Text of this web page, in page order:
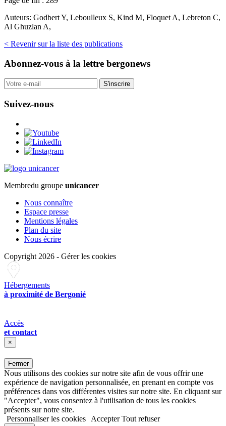
Auteurs: Godbert Y, Leboulleux S, Kind M, Floquet A, Lebreton C,
Al Ghuzlan A,
< Revenir sur la liste des publications
Abonnez-vous à la lettre bergonews
S'inscrire
Suivez-nous
Membredu groupe unicancer
Nous connaître
Espace presse
Mentions légales
Plan du site
Nous écrire
Copyright 2026 - Gérer les cookies
Hébergements
à proximité de Bergonié
Accès
et contact
×
Fermer
Nous utilisons des cookies sur notre site afin de vous offrir une
expérience de navigation personnalisée, en prenant en compte vos
préférences dans vos différentes visites sur notre site. En cliquant sur
"Accepter", vous consentez à l'utilisation de tous les cookies
présents sur notre site.
Personnaliser les cookies
Accepter Tout refuser